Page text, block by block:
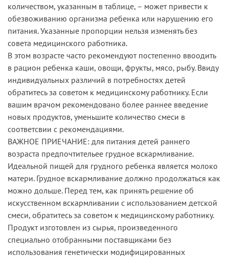
количеством, указанным в таблице, – может привести к
обезвоживанию организма ребенка или нарушению его
питания. Указанные пропорции нельзя изменять без
совета медицинского работника.
В этом возрасте часто рекомендуют постепенно ввоодить
в рацион ребенка каши, овощи, фрукты, мясо, рыбу. Ввиду
индивидуальных различий в потребностях детей
обратитесь за советом к медицинскому работнику. Если
вашим врачом рекомендовано более раннее введение
новых продуктов, уменьшите количество смеси в
соответсвии с рекомендациями.
ВАЖНОЕ ПРИЕЧАНИЕ: для питания детей раннего
возраста предпочтительее грудное вскармливание.
Идеальной пищей для грудного ребенка является молоко
матери. Грудное вскармливание должно продолжаться как
можно дольше. Перед тем, как принять решение об
искусственном вскармливании с использованием детской
смеси, обратитесь за советом к медицинскому работнику.
Продукт изготовлен из сырья, произведенного
специально отобранными поставщиками без
использования генетически модифицированных